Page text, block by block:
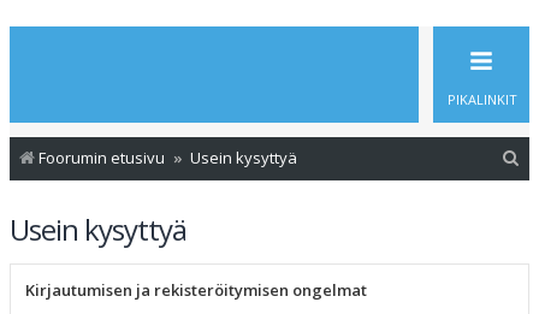
PIKALINKIT
Foorumin etusivu Usein kysyttyä
Usein kysyttyä
Kirjautumisen ja rekisteröitymisen ongelmat